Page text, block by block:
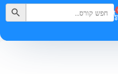
Search
for:
Search Button